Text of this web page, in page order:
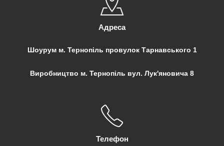
Адреса
Шоурум м. Тернопіль провулок Тарнавського 1
Виробництво м. Тернопіль вул. Лук'яновича 8
Телефон